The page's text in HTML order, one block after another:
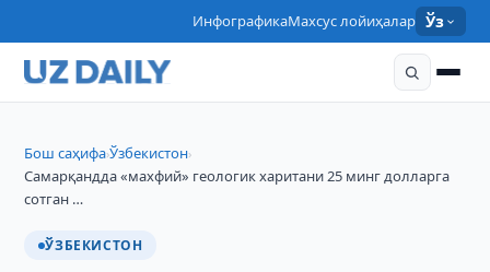
ИнфографикаМахсус лойиҳалар Ўз
Бош саҳифа›Ўзбекистон›
Самарқандда «махфий» геологик харитани 25 минг долларга
сотган …
ЎЗБЕКИСТОН